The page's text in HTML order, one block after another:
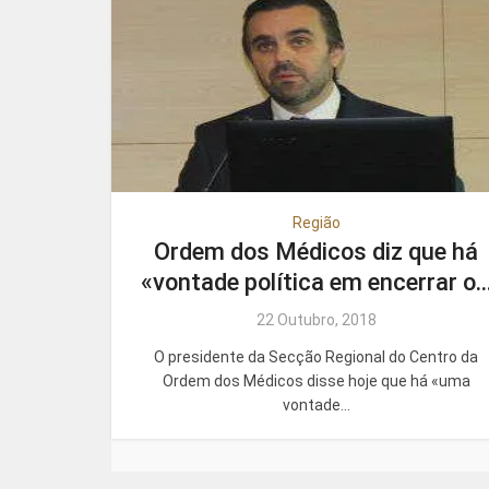
Região
Ordem dos Médicos diz que há
«vontade política em encerrar
22 Outubro, 2018
O presidente da Secção Regional do Centro da
Ordem dos Médicos disse hoje que há «uma
vontade...